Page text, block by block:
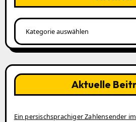
Themen
Aktuelle
Ein persischsprachiger Zahlensender im